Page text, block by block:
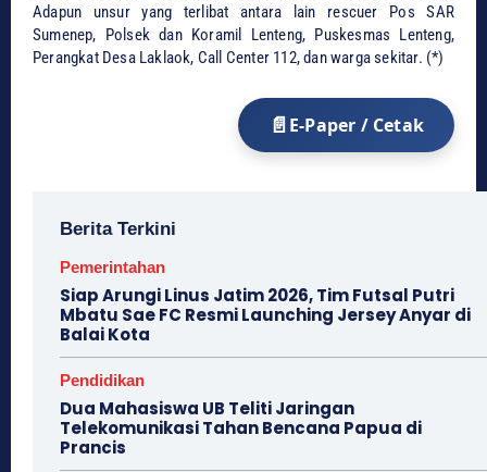
Adapun unsur yang terlibat antara lain rescuer Pos SAR
Sumenep, Polsek dan Koramil Lenteng, Puskesmas Lenteng,
Perangkat Desa Laklaok, Call Center 112, dan warga sekitar. (*)
E-Paper / Cetak
Berita Terkini
Pemerintahan
Siap Arungi Linus Jatim 2026, Tim Futsal Putri
Mbatu Sae FC Resmi Launching Jersey Anyar di
Balai Kota
Pendidikan
Dua Mahasiswa UB Teliti Jaringan
Telekomunikasi Tahan Bencana Papua di
Prancis